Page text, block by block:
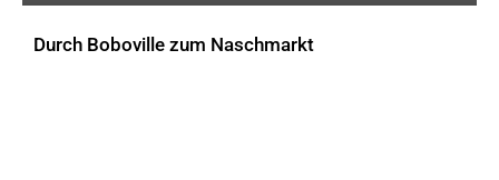
Durch Boboville zum Naschmarkt